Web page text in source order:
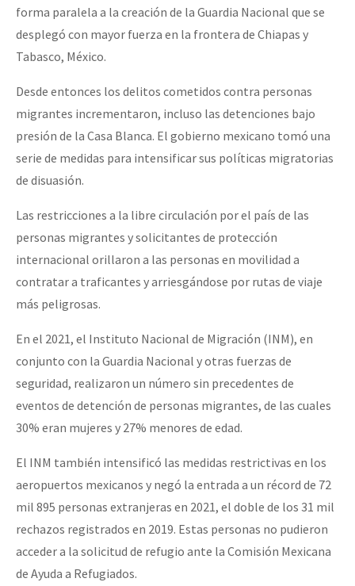
forma paralela a la creación de la Guardia Nacional que se
desplegó con mayor fuerza en la frontera de Chiapas y
Tabasco, México.
Desde entonces los delitos cometidos contra personas
migrantes incrementaron, incluso las detenciones bajo
presión de la Casa Blanca. El gobierno mexicano tomó una
serie de medidas para intensificar sus políticas migratorias
de disuasión.
Las restricciones a la libre circulación por el país de las
personas migrantes y solicitantes de protección
internacional orillaron a las personas en movilidad a
contratar a traficantes y arriesgándose por rutas de viaje
más peligrosas.
En el 2021, el Instituto Nacional de Migración (INM), en
conjunto con la Guardia Nacional y otras fuerzas de
seguridad, realizaron un número sin precedentes de
eventos de detención de personas migrantes, de las cuales
30% eran mujeres y 27% menores de edad.
El INM también intensificó las medidas restrictivas en los
aeropuertos mexicanos y negó la entrada a un récord de 72
mil 895 personas extranjeras en 2021, el doble de los 31 mil
rechazos registrados en 2019. Estas personas no pudieron
acceder a la solicitud de refugio ante la Comisión Mexicana
de Ayuda a Refugiados.